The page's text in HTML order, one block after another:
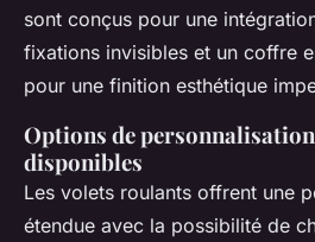
sont conçus pour une
fixations invisibles et un coffre
pour une finition esthétique
Options de
disponibles
Les volets roulants offrent une
étendue avec la possibilité de